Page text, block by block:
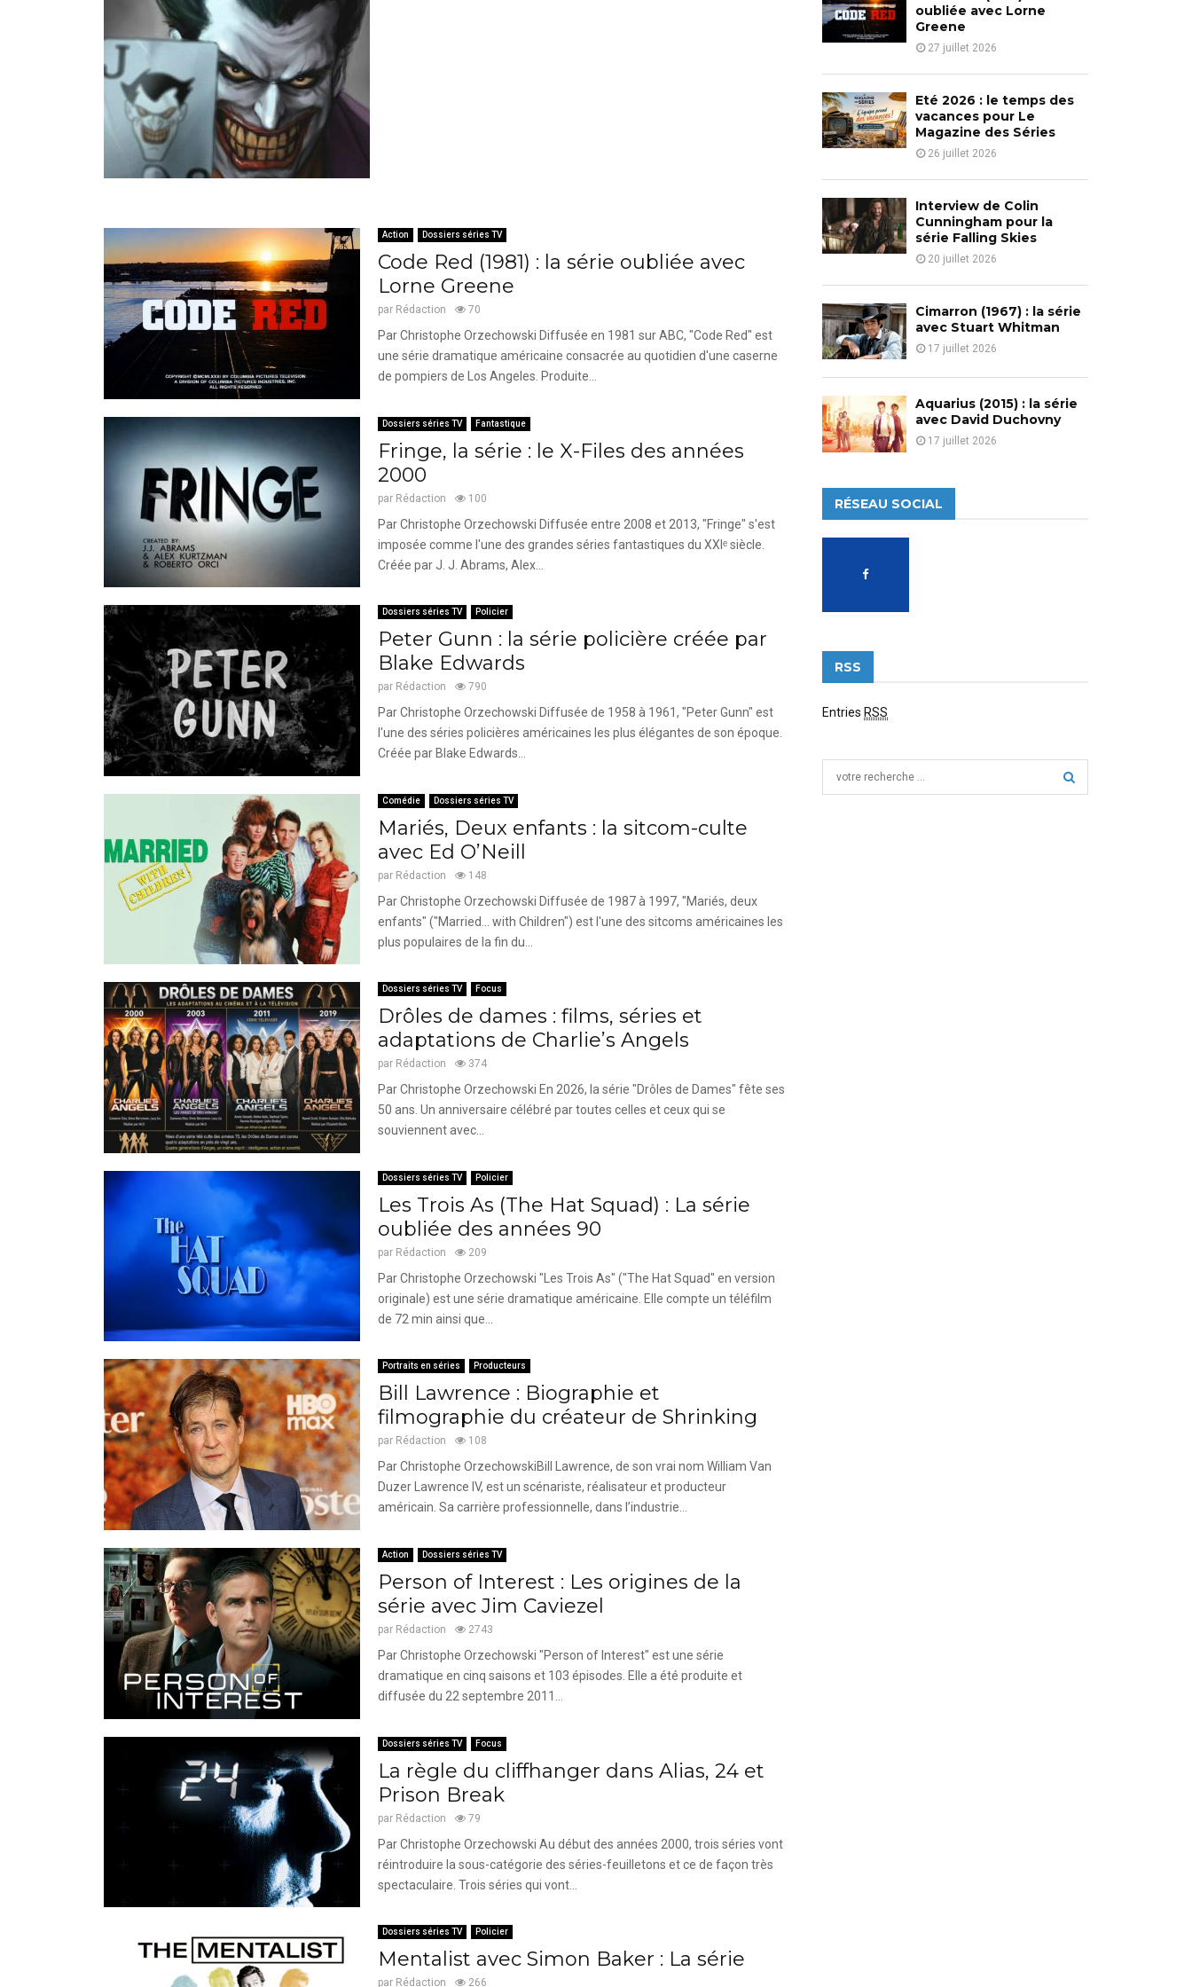
Action Dossiers séries TV
Code Red (1981) : la série oubliée avec
Lorne Greene
par Rédaction 70
Par Christophe Orzechowski Diffusée en 1981 sur ABC, "Code Red" est
une série dramatique américaine consacrée au quotidien d'une caserne
de pompiers de Los Angeles. Produite...
Dossiers séries TV Fantastique
Fringe, la série : le X-Files des années
2000
par Rédaction 100
Par Christophe Orzechowski Diffusée entre 2008 et 2013, "Fringe" s'est
imposée comme l'une des grandes séries fantastiques du XXIᵉ siècle.
Créée par J. J. Abrams, Alex...
Dossiers séries TV Policier
Peter Gunn : la série policière créée par
Blake Edwards
par Rédaction 790
Par Christophe Orzechowski Diffusée de 1958 à 1961, "Peter Gunn" est
l'une des séries policières américaines les plus élégantes de son époque.
Créée par Blake Edwards...
Comédie Dossiers séries TV
Mariés, Deux enfants : la sitcom-culte
avec Ed O’Neill
par Rédaction 148
Par Christophe Orzechowski Diffusée de 1987 à 1997, "Mariés, deux
enfants" ("Married... with Children") est l'une des sitcoms américaines les
plus populaires de la fin du...
Dossiers séries TV Focus
Drôles de dames : films, séries et
adaptations de Charlie’s Angels
par Rédaction 374
Par Christophe Orzechowski En 2026, la série "Drôles de Dames" fête ses
50 ans. Un anniversaire célébré par toutes celles et ceux qui se
souviennent avec...
Dossiers séries TV Policier
Les Trois As (The Hat Squad) : La série
oubliée des années 90
par Rédaction 209
Par Christophe Orzechowski "Les Trois As" ("The Hat Squad" en version
originale) est une série dramatique américaine. Elle compte un téléfilm
de 72 min ainsi que...
Portraits en séries Producteurs
Bill Lawrence : Biographie et
filmographie du créateur de Shrinking
par Rédaction 108
Par Christophe OrzechowskiBill Lawrence, de son vrai nom William Van
Duzer Lawrence IV, est un scénariste, réalisateur et producteur
américain. Sa carrière professionnelle, dans l’industrie...
Action Dossiers séries TV
Person of Interest : Les origines de la
série avec Jim Caviezel
par Rédaction 2743
Par Christophe Orzechowski "Person of Interest" est une série
dramatique en cinq saisons et 103 épisodes. Elle a été produite et
diffusée du 22 septembre 2011...
Dossiers séries TV Focus
La règle du cliffhanger dans Alias, 24 et
Prison Break
par Rédaction 79
Par Christophe Orzechowski Au début des années 2000, trois séries vont
réintroduire la sous-catégorie des séries-feuilletons et ce de façon très
spectaculaire. Trois séries qui vont...
Dossiers séries TV Policier
Mentalist avec Simon Baker : La série
par Rédaction 266
o
r
:
H
oubliée avec Lorne
Greene
27 juillet 2026
Eté 2026 : le temps des
vacances pour Le
Magazine des Séries
26 juillet 2026
Interview de Colin
Cunningham pour la
série Falling Skies
20 juillet 2026
Cimarron (1967) : la série
avec Stuart Whitman
17 juillet 2026
Aquarius (2015) : la série
avec David Duchovny
17 juillet 2026
RÉSEAU SOCIAL
RSS
Entries RSS